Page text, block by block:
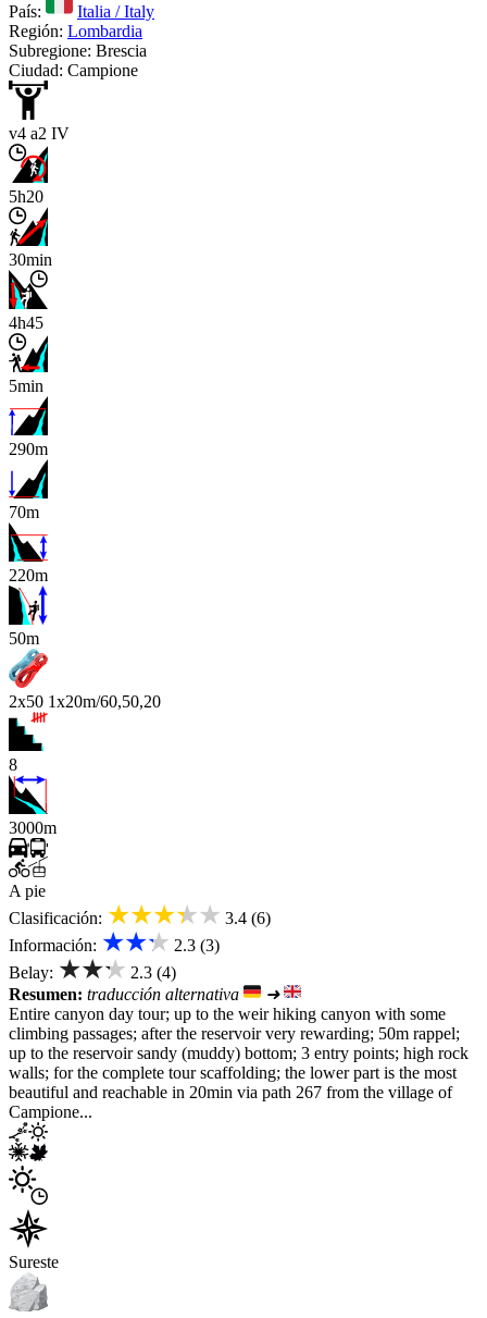
País:
Italia / Italy
Región: Lombardia
Subregione: Brescia
Ciudad: Campione
v4 a2 IV
5h20
30min
4h45
5min
290m
70m
220m
x
50m
2x50 1x20m/60,50,20
8
3000m
A pie
Clasificación: ★★★★★ 3.4 (6)
Información: ★★★ 2.3 (3)
Belay: ★★★ 2.3 (4)
Resumen: traducción alternativa
➜
Entire canyon day tour; up to the weir hiking canyon with some
climbing passages; after the reservoir very rewarding; 50m rappel;
up to the reservoir sandy (muddy) bottom; 3 entry points; high rock
walls; for the complete tour scaffolding; the lower part is the most
beautiful and reachable in 20min via path 267 from the village of
Campione...
Sureste